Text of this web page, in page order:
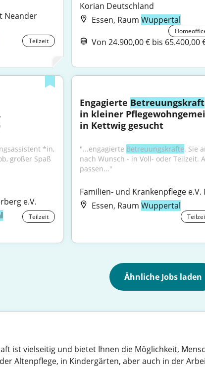
Neander
Teilzeit
Korian Deutschland
Essen, RaumWuppertal
Von 24.900,00 € bis 65.400,00
großer Spaß
e.V.
Teilzeit
Engagierte Betreuungskraft
in kleiner
in Kettwig gesucht
"...engagierte Betreuungskräfte. Sie
nach Wunsch - in Voll- oder Teilzeit.
passen..."
Familien- und Krankenpflege e.V.
Essen, RaumWuppertal
Ähnliche Jobs laden
ist vielseitig und bietet Ihnen die Möglichkeit,
Altenpflege, in Kindergärten, aber auch in der